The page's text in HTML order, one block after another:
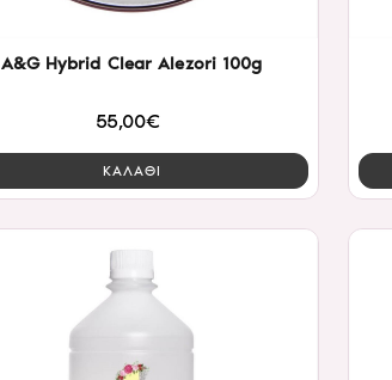
A&G Hybrid Clear Alezori 100g
55,00€
ΚΑΛΑΘΙ